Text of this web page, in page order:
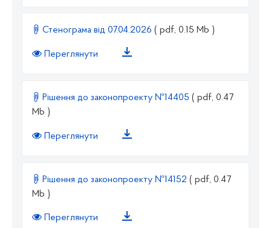
Стенограма від 07.04.2026 ( pdf, 0.15 Mb )
Переглянути
Рішення до законопроекту №14405 ( pdf, 0.47
Mb )
Переглянути
Рішення до законопроекту №14152 ( pdf, 0.47
Mb )
Переглянути